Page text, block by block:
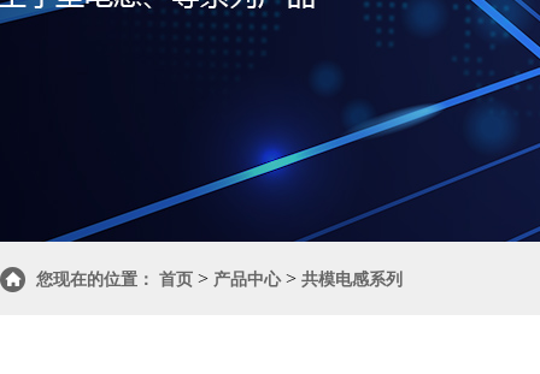
您现在的位置： 首页 > 产品中心> 共模电感系列